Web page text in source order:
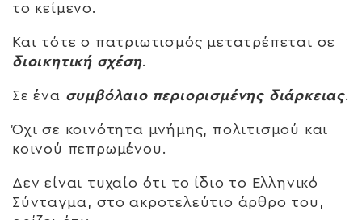
το κείμενο.
Και τότε ο πατριωτισμός μετατρέπεται σε
διοικητική σχέση.
Σε ένα συμβόλαιο περιορισμένης διάρκειας.
Όχι σε κοινότητα μνήμης, πολιτισμού και
κοινού πεπρωμένου.
Δεν είναι τυχαίο ότι το ίδιο το Ελληνικό
Σύνταγμα, στο ακροτελεύτιο άρθρο του,